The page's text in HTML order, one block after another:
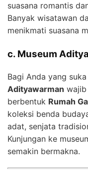
suasana romantis
Banyak wisatawan
menikmati suasana
c. Museum
Bagi Anda yang
Adityawarman wajib
berbentuk Rumah
koleksi benda
adat, senjata
Kunjungan ke
semakin bermakna.